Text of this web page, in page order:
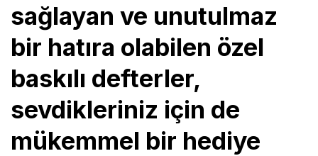
sağlayan ve unutulmaz
bir hatıra olabilen özel
baskılı defterler,
sevdikleriniz için de
mükemmel bir hediye